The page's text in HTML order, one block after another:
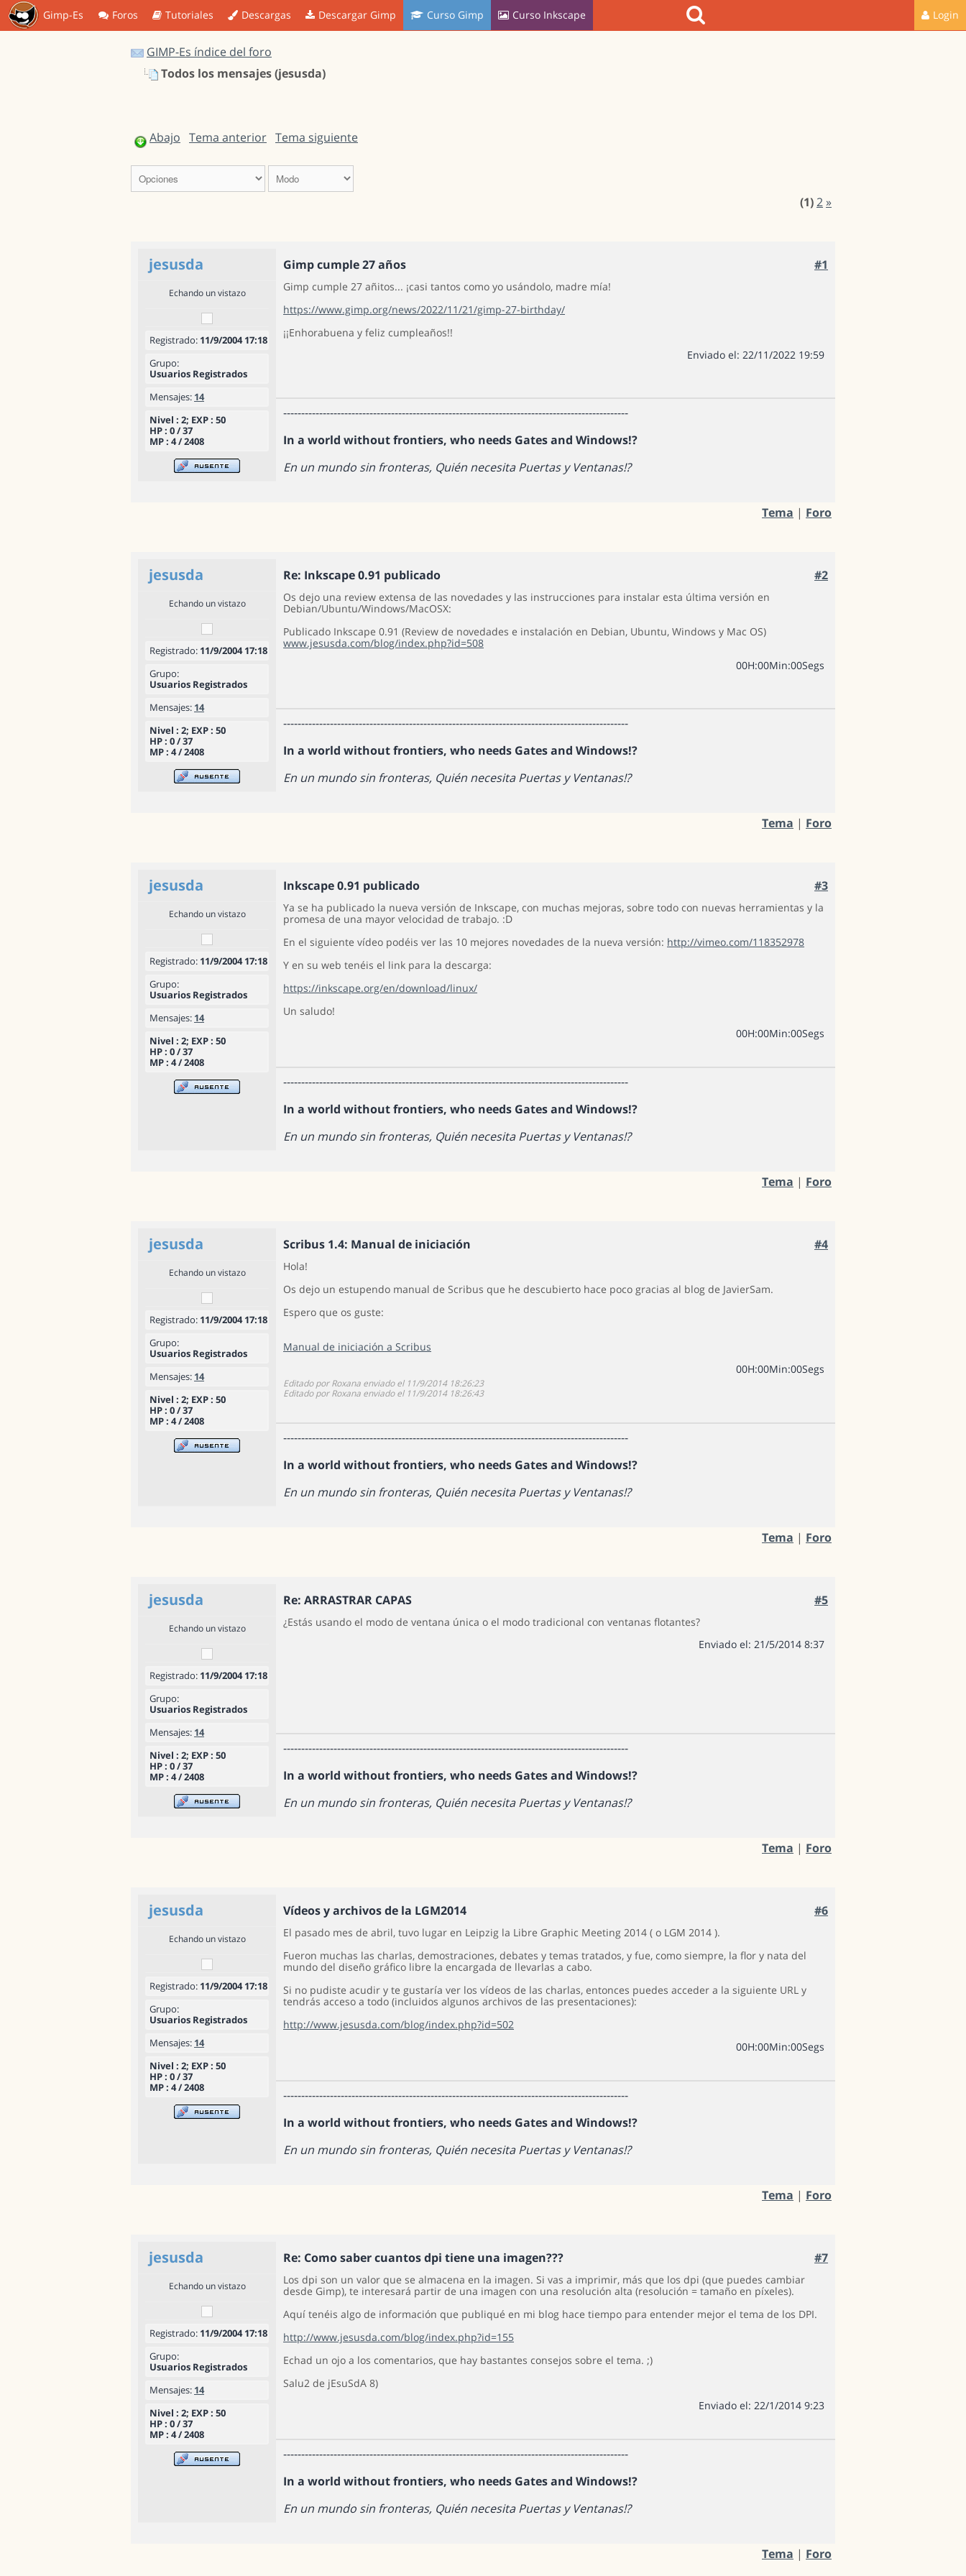
Gimp-Es Foros Tutoriales Descargas Descargar Gimp Curso Gimp Curso Inkscape Login
GIMP-Es índice del foro
Todos los mensajes (jesusda)
Abajo Tema anterior Tema siguiente
(1)2»
jesusda Gimp cumple 27 años #1
Echando un vistazo
Registrado: 11/9/2004 17:18
Grupo:
Usuarios Registrados
Mensajes: 14
Nivel : 2; EXP : 50
HP : 0 / 37
MP : 4 / 2408
Gimp cumple 27 añitos... ¡casi tantos como yo usándolo, madre mía!
https://www.gimp.org/news/2022/11/21/gimp-27-birthday/
¡¡Enhorabuena y feliz cumpleaños!!
Enviado el: 22/11/2022 19:59
------------------------------------------------------------------------------------------------
In a world without frontiers, who needs Gates and Windows!?
En un mundo sin fronteras, Quién necesita Puertas y Ventanas!?
Tema | Foro
jesusda Re: Inkscape 0.91 publicado #2
Echando un vistazo
Registrado: 11/9/2004 17:18
Grupo:
Usuarios Registrados
Mensajes: 14
Nivel : 2; EXP : 50
HP : 0 / 37
MP : 4 / 2408
Os dejo una review extensa de las novedades y las instrucciones para instalar esta última versión en
Debian/Ubuntu/Windows/MacOSX:
Publicado Inkscape 0.91 (Review de novedades e instalación en Debian, Ubuntu, Windows y Mac OS)
www.jesusda.com/blog/index.php?id=508
00H:00Min:00Segs
------------------------------------------------------------------------------------------------
In a world without frontiers, who needs Gates and Windows!?
En un mundo sin fronteras, Quién necesita Puertas y Ventanas!?
Tema | Foro
jesusda Inkscape 0.91 publicado #3
Echando un vistazo
Registrado: 11/9/2004 17:18
Grupo:
Usuarios Registrados
Mensajes: 14
Nivel : 2; EXP : 50
HP : 0 / 37
MP : 4 / 2408
Ya se ha publicado la nueva versión de Inkscape, con muchas mejoras, sobre todo con nuevas herramientas y la
promesa de una mayor velocidad de trabajo. :D
En el siguiente vídeo podéis ver las 10 mejores novedades de la nueva versión: http://vimeo.com/118352978
Y en su web tenéis el link para la descarga:
https://inkscape.org/en/download/linux/
Un saludo!
00H:00Min:00Segs
------------------------------------------------------------------------------------------------
In a world without frontiers, who needs Gates and Windows!?
En un mundo sin fronteras, Quién necesita Puertas y Ventanas!?
Tema | Foro
jesusda Scribus 1.4: Manual de iniciación #4
Echando un vistazo
Registrado: 11/9/2004 17:18
Grupo:
Usuarios Registrados
Mensajes: 14
Nivel : 2; EXP : 50
HP : 0 / 37
MP : 4 / 2408
Hola!
Os dejo un estupendo manual de Scribus que he descubierto hace poco gracias al blog de JavierSam.
Espero que os guste:
Manual de iniciación a Scribus
00H:00Min:00Segs
Editado por Roxana enviado el 11/9/2014 18:26:23
Editado por Roxana enviado el 11/9/2014 18:26:43
------------------------------------------------------------------------------------------------
In a world without frontiers, who needs Gates and Windows!?
En un mundo sin fronteras, Quién necesita Puertas y Ventanas!?
Tema | Foro
jesusda Re: ARRASTRAR CAPAS #5
Echando un vistazo
Registrado: 11/9/2004 17:18
Grupo:
Usuarios Registrados
Mensajes: 14
Nivel : 2; EXP : 50
HP : 0 / 37
MP : 4 / 2408
¿Estás usando el modo de ventana única o el modo tradicional con ventanas flotantes?
Enviado el: 21/5/2014 8:37
------------------------------------------------------------------------------------------------
In a world without frontiers, who needs Gates and Windows!?
En un mundo sin fronteras, Quién necesita Puertas y Ventanas!?
Tema | Foro
jesusda Vídeos y archivos de la LGM2014 #6
Echando un vistazo
Registrado: 11/9/2004 17:18
Grupo:
Usuarios Registrados
Mensajes: 14
Nivel : 2; EXP : 50
HP : 0 / 37
MP : 4 / 2408
El pasado mes de abril, tuvo lugar en Leipzig la Libre Graphic Meeting 2014 ( o LGM 2014 ).
Fueron muchas las charlas, demostraciones, debates y temas tratados, y fue, como siempre, la flor y nata del
mundo del diseño gráfico libre la encargada de llevarlas a cabo.
Si no pudiste acudir y te gustaría ver los vídeos de las charlas, entonces puedes acceder a la siguiente URL y
tendrás acceso a todo (incluidos algunos archivos de las presentaciones):
http://www.jesusda.com/blog/index.php?id=502
00H:00Min:00Segs
------------------------------------------------------------------------------------------------
In a world without frontiers, who needs Gates and Windows!?
En un mundo sin fronteras, Quién necesita Puertas y Ventanas!?
Tema | Foro
jesusda Re: Como saber cuantos dpi tiene una imagen??? #7
Echando un vistazo
Registrado: 11/9/2004 17:18
Grupo:
Usuarios Registrados
Mensajes: 14
Nivel : 2; EXP : 50
HP : 0 / 37
MP : 4 / 2408
Los dpi son un valor que se almacena en la imagen. Si vas a imprimir, más que los dpi (que puedes cambiar
desde Gimp), te interesará partir de una imagen con una resolución alta (resolución = tamaño en píxeles).
Aquí tenéis algo de información que publiqué en mi blog hace tiempo para entender mejor el tema de los DPI.
http://www.jesusda.com/blog/index.php?id=155
Echad un ojo a los comentarios, que hay bastantes consejos sobre el tema. ;)
Salu2 de jEsuSdA 8)
Enviado el: 22/1/2014 9:23
------------------------------------------------------------------------------------------------
In a world without frontiers, who needs Gates and Windows!?
En un mundo sin fronteras, Quién necesita Puertas y Ventanas!?
Tema | Foro